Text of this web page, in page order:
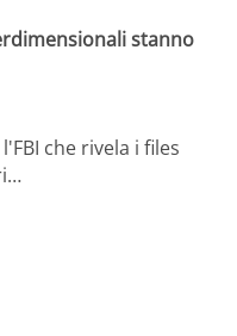
stanno
che rivela i files